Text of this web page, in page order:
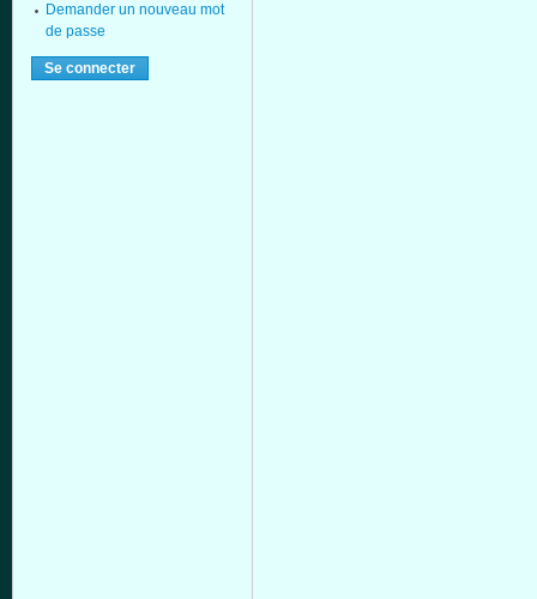
Demander un nouveau mot
de passe